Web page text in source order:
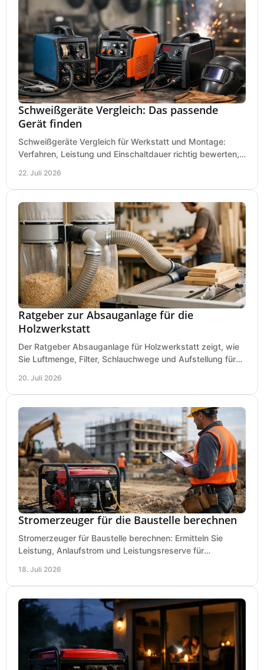
Schweißgeräte Vergleich: Das passende
Gerät finden
Schweißgeräte Vergleich für Werkstatt und Montage:
Verfahren, Leistung und Einschaltdauer richtig bewerten,
22. Juli 2026
Ratgeber zur Absauganlage für die
Holzwerkstatt
Der Ratgeber Absauganlage für Holzwerkstatt zeigt, wie
Sie Luftmenge, Filter, Schlauchwege und Aufstellung für
20. Juli 2026
Stromerzeuger für die Baustelle berechnen
Stromerzeuger für Baustelle berechnen: Ermitteln Sie
Leistung, Anlaufstrom und Leistungsreserve für
18. Juli 2026